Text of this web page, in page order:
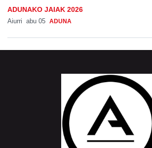
ADUNAKO JAIAK 2026
Aiurri abu 05 ADUNA